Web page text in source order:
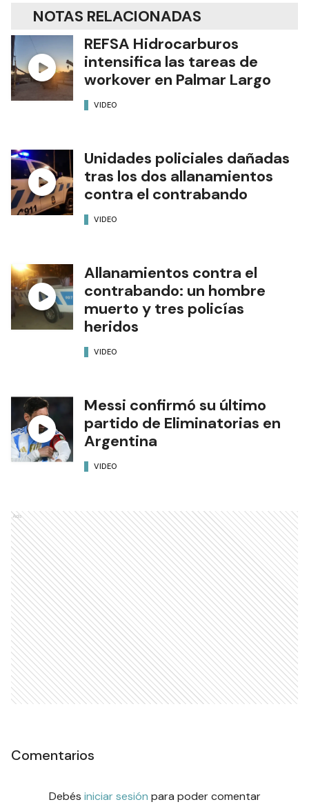
NOTAS RELACIONADAS
REFSA Hidrocarburos
intensifica las tareas de
workover en Palmar Largo
VIDEO
Unidades policiales dañadas
tras los dos allanamientos
contra el contrabando
VIDEO
Allanamientos contra el
contrabando: un hombre
muerto y tres policías
heridos
VIDEO
Messi confirmó su último
partido de Eliminatorias en
Argentina
VIDEO
Ads
Comentarios
Debés iniciar sesión para poder comentar